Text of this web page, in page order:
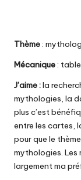
Thème:
Mécanique:
J’aime :la
mythologies, la
plus c’est
entre les cartes,
pour que le
mythologies.
largement ma